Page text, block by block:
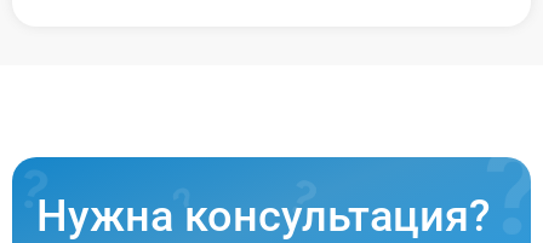
Нужна консультация?